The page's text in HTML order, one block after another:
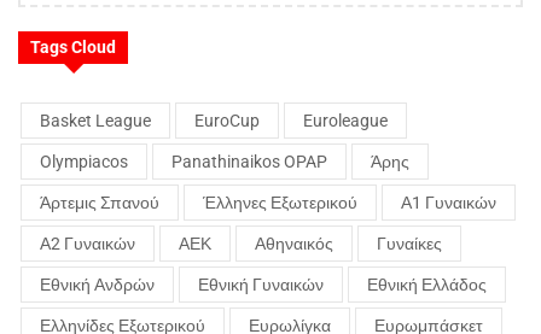
Tags Cloud
Basket League EuroCup Euroleague
Olympiacos Panathinaikos OPAP Άρης
Άρτεμις Σπανού Έλληνες Εξωτερικού Α1 Γυναικών
Α2 Γυναικών ΑΕΚ Αθηναικός Γυναίκες
Εθνική Ανδρών Εθνική Γυναικών Εθνική Ελλάδος
Ελληνίδες Εξωτερικού Ευρωλίγκα Ευρωμπάσκετ